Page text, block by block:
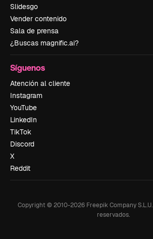
Slidesgo
Vender contenido
Sala de prensa
¿Buscas magnific.ai?
Síguenos
Atención al cliente
Instagram
YouTube
LinkedIn
TikTok
Discord
X
Reddit
Copyright © 2010-2026 Freepik Company S.L.U.
reservados.